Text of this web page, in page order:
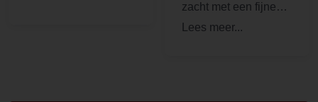
zacht met een fijne
smaak van fruit. Dus